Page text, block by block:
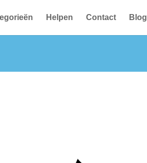
Helpen Contact Blog